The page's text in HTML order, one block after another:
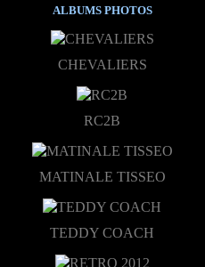
ALBUMS PHOTOS
CHEVALIERS
RC2B
MATINALE TISSEO
TEDDY COACH